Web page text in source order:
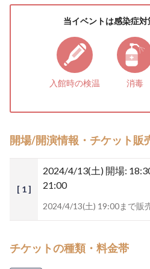
当イベントは感染症
入館時の検温 消毒
開場/開演情報・チケット販
[ 1 ]
2024/4/13(土) 開場:
21:00
2024/4/13(土) 19:00まで販
チケットの種類・料金帯